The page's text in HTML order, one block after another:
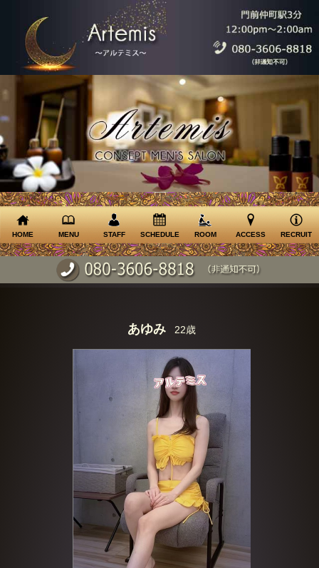
HOME MENU STAFF SCHEDULE ROOM ACCESS RECRUIT
あゆみ 22歳